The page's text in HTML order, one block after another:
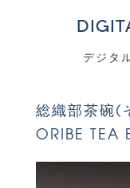
デジタ
総織部茶碗(
ORIBE TEA